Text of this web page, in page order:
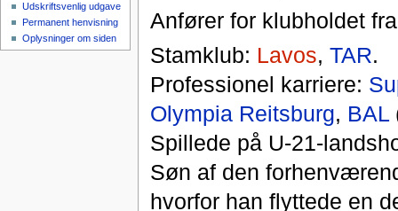
Anfører for klubholdet
Stamklub: Lavos, TAR.
Professionel karriere:
Olympia Reitsburg, BAL
Spillede på U-21-
Søn af den
hvorfor han flyttede en
Udskriftsvenlig udgave
Permanent henvisning
Oplysninger om siden